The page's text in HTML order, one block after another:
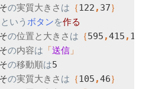
そ
の実質大きさ は ｛122 , 37
という ボタンを
そ
の位置と大きさ は ｛595 ,415 , 105
そ
の内容は 「送信
そ
の移動順は5
そ
の実質大きさ は ｛105 ,46